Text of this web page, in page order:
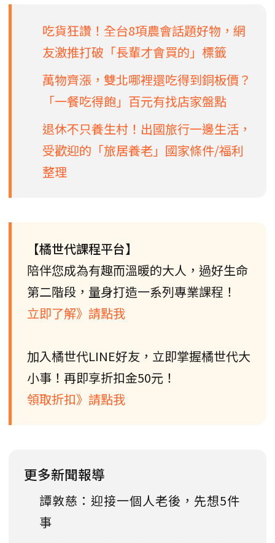
吃貨狂讚！全台8項農會話題好物，網
友激推打破「長輩才會買的」標籤
萬物齊漲，雙北哪裡還吃得到銅板價？
「一餐吃得飽」百元有找店家盤點
退休不只養生村！出國旅行一邊生活，
受歡迎的「旅居養老」國家條件/福利
整理
【橘世代課程平台】
陪伴您成為有趣而溫暖的大人，過好生命
第二階段，量身打造一系列專業課程！
立即了解》請點我
加入橘世代LINE好友，立即掌握橘世代大
小事！再即享折扣金50元！
領取折扣》請點我
更多新聞報導
譚敦慈：迎接一個人老後，先想5件
事